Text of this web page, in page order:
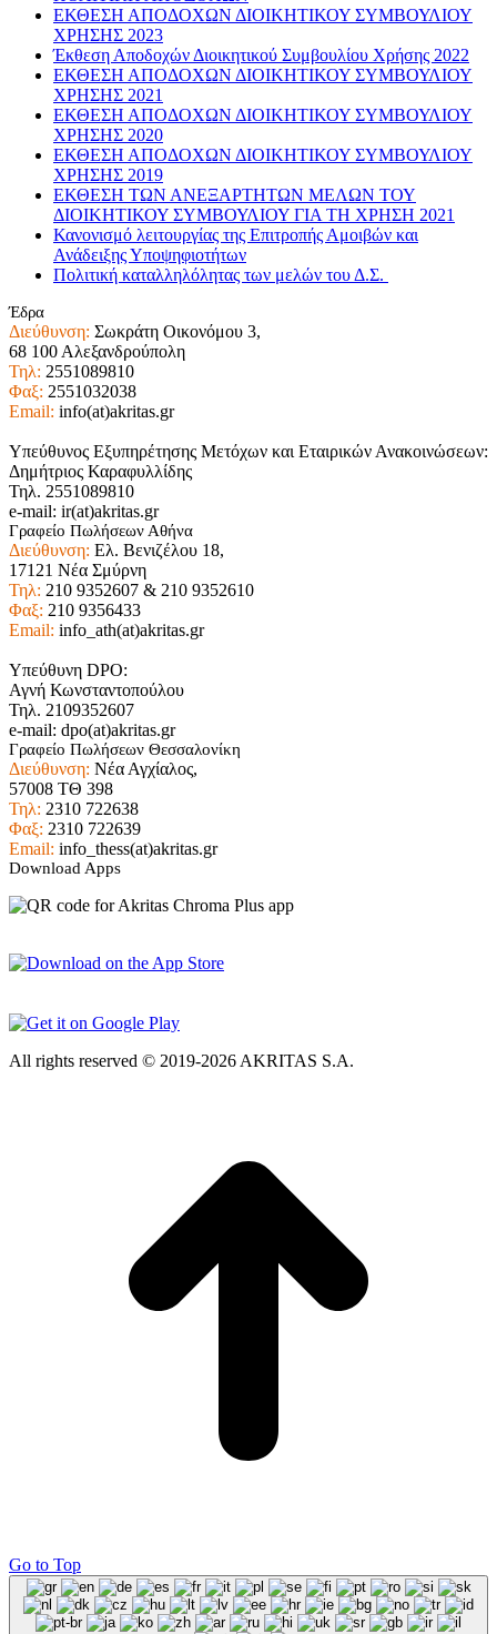
ΕΚΘΕΣΗ ΑΠΟΔΟΧΩΝ ΔΙΟΙΚΗΤΙΚΟΥ ΣΥΜΒΟΥΛΙΟΥ
ΧΡΗΣΗΣ 2023
Έκθεση Αποδοχών Διοικητικού Συμβουλίου Χρήσης 2022
ΕΚΘΕΣΗ ΑΠΟΔΟΧΩΝ ΔΙΟΙΚΗΤΙΚΟΥ ΣΥΜΒΟΥΛΙΟΥ
ΧΡΗΣΗΣ 2021
ΕΚΘΕΣΗ ΑΠΟΔΟΧΩΝ ΔΙΟΙΚΗΤΙΚΟΥ ΣΥΜΒΟΥΛΙΟΥ
ΧΡΗΣΗΣ 2020
ΕΚΘΕΣΗ ΑΠΟΔΟΧΩΝ ΔΙΟΙΚΗΤΙΚΟΥ ΣΥΜΒΟΥΛΙΟΥ
ΧΡΗΣΗΣ 2019
ΕΚΘΕΣΗ ΤΩΝ ΑΝΕΞΑΡΤΗΤΩΝ ΜΕΛΩΝ ΤΟΥ
ΔΙΟΙΚΗΤΙΚΟΥ ΣΥΜΒΟΥΛΙΟΥ ΓΙΑ ΤΗ ΧΡΗΣΗ 2021
Κανονισμό λειτουργίας της Επιτροπής Αμοιβών και
Ανάδειξης Υποψηφιοτήτων
Πολιτική καταλληλόλητας των μελών του Δ.Σ.
Έδρα
Διεύθυνση: Σωκράτη Οικονόμου 3,
68 100 Αλεξανδρούπολη
Τηλ: 2551089810
Φαξ: 2551032038
Email: info(at)akritas.gr
Υπεύθυνος Εξυπηρέτησης Μετόχων και Εταιρικών Ανακοινώσεων:
Δημήτριος Καραφυλλίδης
Τηλ. 2551089810
e-mail: ir(at)akritas.gr
Γραφείο Πωλήσεων Αθήνα
Διεύθυνση: Ελ. Βενιζέλου 18,
17121 Νέα Σμύρνη
Τηλ: 210 9352607 & 210 9352610
Φαξ: 210 9356433
Email: info_ath(at)akritas.gr
Υπεύθυνη DPO:
Αγνή Κωνσταντοπούλου
Τηλ. 2109352607
e-mail: dpo(at)akritas.gr
Γραφείο Πωλήσεων Θεσσαλονίκη
Διεύθυνση: Νέα Αγχίαλος,
57008 ΤΘ 398
Τηλ: 2310 722638
Φαξ: 2310 722639
Email: info_thess(at)akritas.gr
Download Apps
All rights reserved © 2019-2026 AKRITAS S.A.
Go to Top